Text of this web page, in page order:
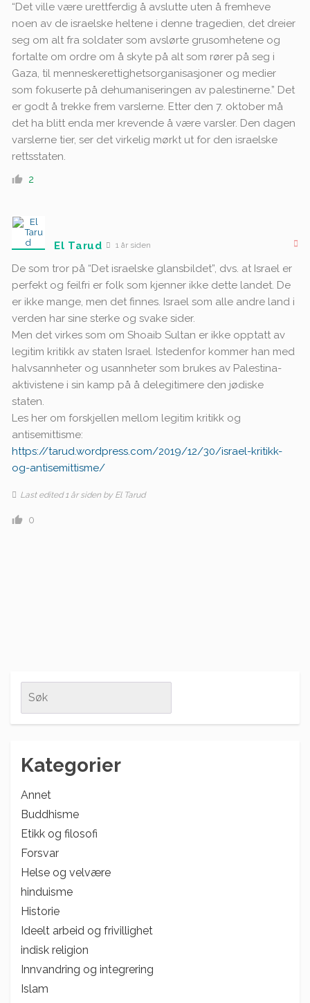
“Det ville være urettferdig å avslutte uten å fremheve
noen av de israelske heltene i denne tragedien, det dreier
seg om alt fra soldater som avslørte grusomhetene og
fortalte om ordre om å skyte på alt som rører på seg i
Gaza, til menneskerettighetsorganisasjoner og medier
som fokuserte på dehumaniseringen av palestinerne.” Det
er godt å trekke frem varslerne. Etter den 7. oktober må
det ha blitt enda mer krevende å være varsler. Den dagen
varslerne tier, ser det virkelig mørkt ut for den israelske
rettsstaten.
2
El Tarud 1 år siden
De som tror på “Det israelske glansbildet”, dvs. at Israel er
perfekt og feilfri er folk som kjenner ikke dette landet. De
er ikke mange, men det finnes. Israel som alle andre land i
verden har sine sterke og svake sider.
Men det virkes som om Shoaib Sultan er ikke opptatt av
legitim kritikk av staten Israel. Istedenfor kommer han med
halvsannheter og usannheter som brukes av Palestina-
aktivistene i sin kamp på å delegitimere den jødiske
staten.
Les her om forskjellen mellom legitim kritikk og
antisemittisme:
https://tarud.wordpress.com/2019/12/30/israel-kritikk-
og-antisemittisme/
Last edited 1 år siden by El Tarud
0
Kategorier
Annet
Buddhisme
Etikk og filosofi
Forsvar
Helse og velvære
hinduisme
Historie
Ideelt arbeid og frivillighet
indisk religion
Innvandring og integrering
Islam